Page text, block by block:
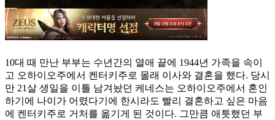
10대 때 만난 부부는 수년간의 열애 끝에 1944년 가족을 속이
고 오하이오주에서 켄터키주로 몰래 이사와 결혼을 했다. 당시
만 21살 생일을 이틀 남겨놨던 케네스는 오하이오주에서 혼인
하기에 나이가 어렸다기에 한시라도 빨리 결혼하고 싶은 마음
에 켄터키주로 거처를 옮기게 된 것이다. 그만큼 애틋했던 부